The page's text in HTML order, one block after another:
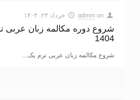
admin on خرداد ۲۴, ۱۴۰۴
شروع دوره مکالمه زبان عربی
1404
شروع مکالمه زبان عربی ترم یک...